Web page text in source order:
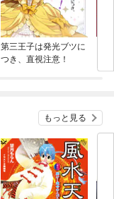
第三王子は発光ブツに
つき、直視注意！
もっと見る